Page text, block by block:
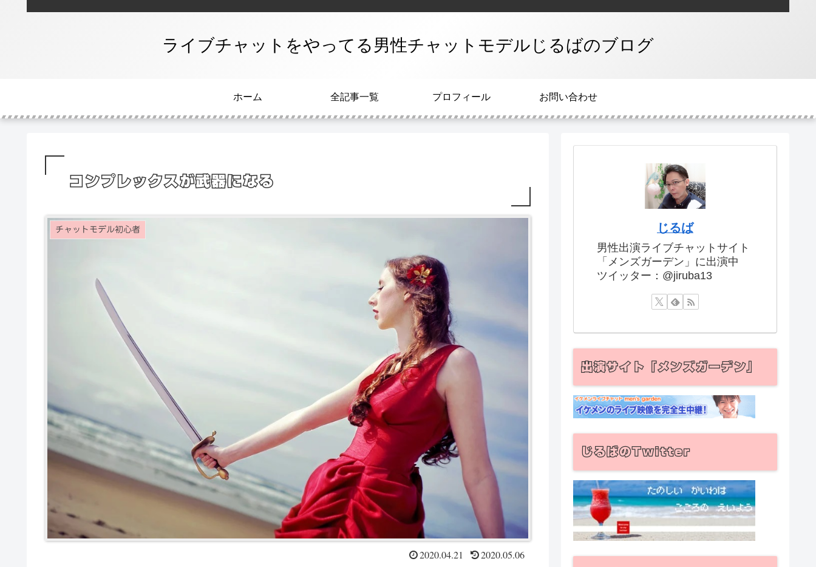
ライブチャットをやってる男性チャットモデルじるばのブログ
ホーム 全記事一覧 プロフィール お問い合わせ
コンプレックスが武器になる
チャットモデル初心者
2020.04.21 2020.05.06
じるば
男性出演ライブチャットサイト
「メンズガーデン」に出演中
ツイッター：@jiruba13
出演サイト「メンズガーデン」
じるばのTwitter